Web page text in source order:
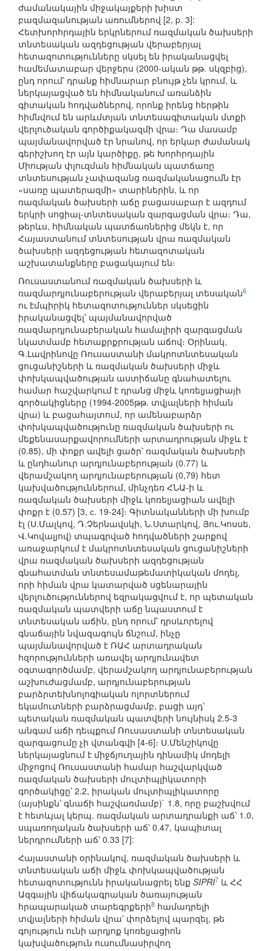
ժամանակային միջակայքերի խիստ
բազմազանության առումներով [2, p. 3]:
Հետխորհրդային երկրներում ռազմական ծախսերի
տնտեսական ազդեցության վերաբերյալ
հետազոտությունները սկսել են իրականացվել
համեմատաբար վերջերս (2000-ական թթ. սկզբից),
ընդ որում՝ դրանք հիմնարար բնույթ չեն կրում, և
ներկայացված են հիմնականում առանձին
գիտական հոդվածներով, որոնք իրենց հերթին
հիմնվում են արևմտյան տնտեսագիտական մտքի
վերլուծական գործիքակազմի վրա։ Դա մասամբ
պայմանավորված էր նրանով, որ երկար ժամանակ
գերիշխող էր այն կարծիքը, թե Խորհրդային
Միության փլուզման հիմնական պատճառը
տնտեսության չափազանց ռազմականացումն էր
«սառը պատերազմի» տարիներին, և որ
ռազմական ծախսերի աճը բացասաբար է ազդում
երկրի սոցիալ-տնտեսական զարգացման վրա։ Դա,
թերևս, հիմնական պատճառներից մեկն է, որ
Հայաստանում տնտեսության վրա ռազմական
ծախսերի ազդեցության հետազոտական
աշխատանքները բացակայում են։
Ռուսաստանում ռազմական ծախսերի և
ռազմարդյունաբերության վերաբերյալ տեսական6
ու էմպիրիկ հետազոտություններ սկսեցին
իրականացվել՝ պայմանավորված
ռազմարդյունաբերական համալիրի զարգացման
նկատմամբ հետաքրքրության աճով։ Օրինակ,
Գ.Լավրինովը Ռուսաստանի մակրոտնտեսական
ցուցանիշների և ռազմական ծախսերի միջև
փոխկապվածության աստիճանը գնահատելու
համար հաշվարկում է դրանց միջև կոռելյացիայի
գործակիցները (1994-2005թթ. տվյալների հիման
վրա) և բացահայտում, որ ամենաբարձր
փոխկապվածությունը ռազմական ծախսերի ու
մեքենասարքավորումների արտադրության միջև է
(0.85), մի փոքր ավելի ցածր՝ ռազմական ծախսերի
և ընդհանուր արդյունաբերության (0.77) և
վերամշակող արդյունաբերության (0,79) հետ
կախվածություններում, մինչդեռ ՀՆԱ-ի և
ռազմական ծախսերի միջև կոռելյացիան ավելի
փոքր է (0.57) [3, с. 19-24]։ Գիտնականների մի խումբ
էլ (Ս.Մալկով, Դ.Չերնավսկի, Ն.Ստարկով, Յու.Կոսսե,
Վ.Կովալյով) տպագրված հոդվածների շարքով
առաջարկում է մակրոտնտեսական ցուցանիշների
վրա ռազմական ծախսերի ազդեցության
գնահատման տնտեսամաթեմատիկական մոդել,
որի հիման վրա կատարված սցենարային
վերլուծություններով եզրակացվում է, որ պետական
ռազմական պատվերի աճը նպաստում է
տնտեսական աճին, ընդ որում՝ դրսևորելով
գնաճային նվազագույն ճնշում, ինչը
պայմանավորված է ՌԱՀ արտադրական
հզորությունների առավել արդյունավետ
օգտագործմամբ, վերամշակող արդյունաբերության
աշխուժացմամբ, արդյունաբերության
բարձրտեխնոլոգիական ոլորտներում
եկամուտների բարձրացմամբ, բացի այդ՝
պետական ռազմական պատվերի նույնիսկ 2.5-3
անգամ աճի դեպքում Ռուսաստանի տնտեսական
զարգացումը չի վտանգվի [4-6]։ Ս.Մենշիկովը
ներկայացնում է միջճյուղային դինամիկ մոդելի
միջոցով Ռուսաստանի համար հաշվարկված
ռազմական ծախսերի մուլտիպլիկատորի
գործակիցը՝ 2.2, իրական մուլտիպլիկատորը
(այսինքն՝ գնաճի հաշվառմամբ)` 1.8, որը բաշխվում
է հետևյալ կերպ. ռազմական արտադրանքի աճ՝ 1.0,
սպառողական ծախսերի աճ՝ 0.47, կապիտալ
ներդրումների աճ՝ 0.33 [7]:
Հայաստանի օրինակով, ռազմական ծախսերի և
տնտեսական աճի միջև փոխկապվածության
հետազոտությունն իրականացրել ենք SIPRI7 և ՀՀ
Ազգային վիճակագրական ծառայության
հրապարակած տարեգրքերի8 համադրելի
տվյալների հիման վրա՝ փորձելով պարզել, թե
գոյություն ունի արդյոք կոռելյացիոն
կախվածություն ուսումնասիրվող